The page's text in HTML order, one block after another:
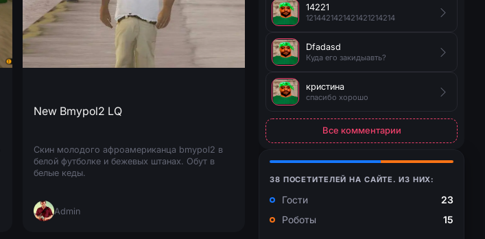
New Bmypol2 LQ
Скин молодого афроамериканца bmypol2 в
белой футболке и бежевых штанах. Обут в
белые кеды.
Admin
14221
1214421421421421214214
Dfadasd
Куда его закидыавть?
кристина
спасибо хорошо
Все комментарии
38 ПОСЕТИТЕЛЕЙ НА САЙТЕ. ИЗ НИХ:
Гости
23
Роботы
15